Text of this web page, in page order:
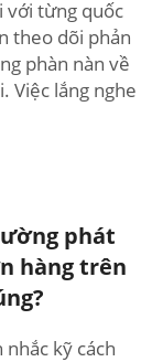
với từng quốc
theo dõi phản
phàn nàn về
Việc lắng nghe
phát
hàng trên
kỹ cách